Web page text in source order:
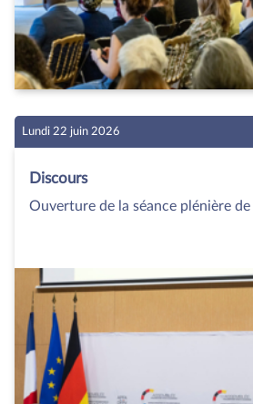
Lundi 22 juin 2026
Discours
Ouverture de la séance plénière